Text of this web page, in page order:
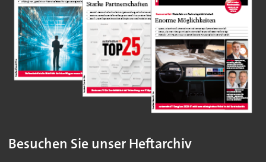
Besuchen Sie unser Heftarchiv